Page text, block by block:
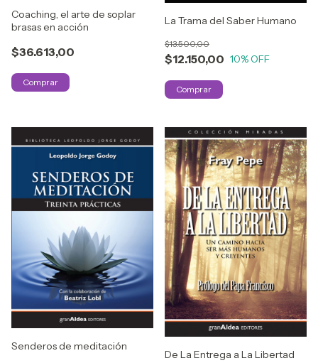
Coaching, el arte de soplar
brasas en acción
$36.613,00
La Trama del Saber Humano
$12.150,00
$13.500,00
10% OFF
Senderos de meditación
De La Entrega a La Libertad